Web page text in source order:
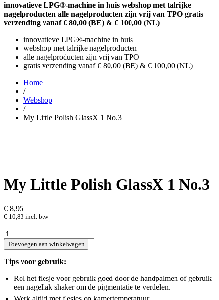
innovatieve LPG®-machine in huis webshop met talrijke
nagelproducten alle nagelproducten zijn vrij van TPO gratis
verzending vanaf € 80,00 (BE) & € 100,00 (NL)
innovatieve LPG®-machine in huis
webshop met talrijke nagelproducten
alle nagelproducten zijn vrij van TPO
gratis verzending vanaf € 80,00 (BE) & € 100,00 (NL)
Home
/
Webshop
/
My Little Polish GlassX 1 No.3
My Little Polish GlassX 1 No.3
€ 8,95
€ 10,83 incl. btw
My
Little
Polish
GlassX
1
hoeveelheid
Toevoegen aan winkelwagen
Tips voor gebruik:
Rol het flesje voor gebruik goed door de handpalmen of gebruik
een nagellak shaker om de pigmentatie te verdelen.
Werk altijd met flesjes op kamertemperatuur.